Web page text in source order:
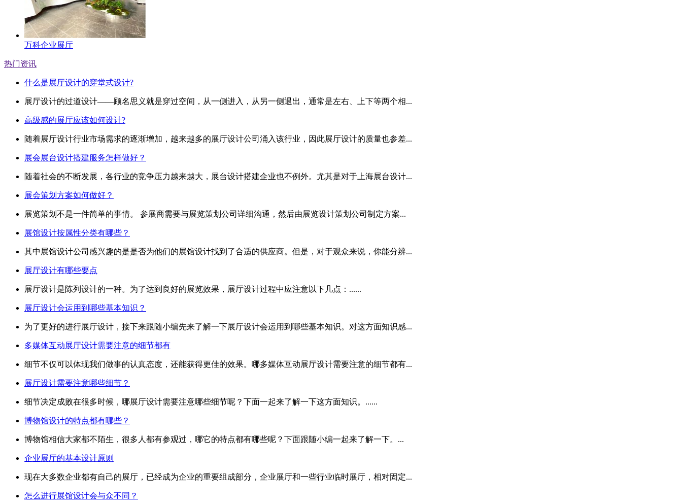
万科企业展厅
热门资讯
什么是展厅设计的穿堂式设计?
展厅设计的过道设计——顾名思义就是穿过空间，从一侧进入，从另一侧退出，通常是左右、上下等两个相...
高级感的展厅应该如何设计?
随着展厅设计行业市场需求的逐渐增加，越来越多的展厅设计公司涌入该行业，因此展厅设计的质量也参差...
展会展台设计搭建服务怎样做好？
随着社会的不断发展，各行业的竞争压力越来越大，展台设计搭建企业也不例外。尤其是对于上海展台设计...
展会策划方案如何做好？
展览策划不是一件简单的事情。 参展商需要与展览策划公司详细沟通，然后由展览设计策划公司制定方案...
展馆设计按属性分类有哪些？
其中展馆设计公司感兴趣的是是否为他们的展馆设计找到了合适的供应商。但是，对于观众来说，你能分辨...
展厅设计有哪些要点
展厅设计是陈列设计的一种。为了达到良好的展览效果，展厅设计过程中应注意以下几点：......
展厅设计会运用到哪些基本知识？
为了更好的进行展厅设计，接下来跟随小编先来了解一下展厅设计会运用到哪些基本知识。对这方面知识感...
多媒体互动展厅设计需要注意的细节都有
细节不仅可以体现我们做事的认真态度，还能获得更佳的效果。哪多媒体互动展厅设计需要注意的细节都有...
展厅设计需要注意哪些细节？
细节决定成败在很多时候，哪展厅设计需要注意哪些细节呢？下面一起来了解一下这方面知识。......
博物馆设计的特点都有哪些？
博物馆相信大家都不陌生，很多人都有参观过，哪它的特点都有哪些呢？下面跟随小编一起来了解一下。...
企业展厅的基本设计原则
现在大多数企业都有自己的展厅，已经成为企业的重要组成部分，企业展厅和一些行业临时展厅，相对固定...
怎么进行展馆设计会与众不同？